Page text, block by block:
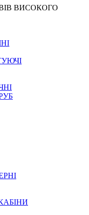
ВИСОКОГО